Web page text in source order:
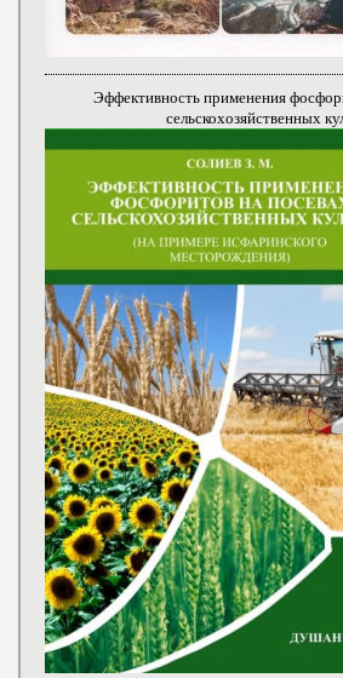
Эффективность применения
сельскохозяйственных